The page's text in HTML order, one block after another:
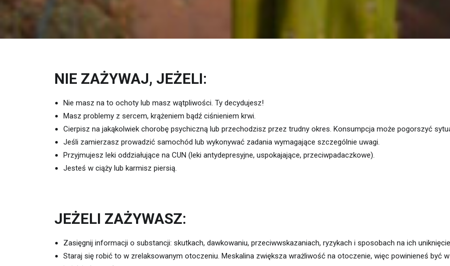
NIE ZAŻYWAJ, JEŻELI:
Nie masz na to ochoty lub masz wątpliwości. Ty decydujesz!
Masz problemy z sercem, krążeniem bądź ciśnieniem krwi.
Cierpisz na jakąkolwiek chorobę psychiczną lub przechodzisz przez trudny okres. Konsumpcja może pogorszyć
Jeśli zamierzasz prowadzić samochód lub wykonywać zadania wymagające szczególnie uwagi.
Przyjmujesz leki oddziałujące na CUN (leki antydepresyjne, uspokajające, przeciwpadaczkowe).
Jesteś w ciąży lub karmisz piersią.
JEŻELI ZAŻYWASZ:
Zasięgnij informacji o substancji: skutkach, dawkowaniu, przeciwwskazaniach, ryzykach i sposobach na ich
Staraj się robić to w zrelaksowanym otoczeniu. Meskalina zwiększa wrażliwość na otoczenie, więc powinieneś być